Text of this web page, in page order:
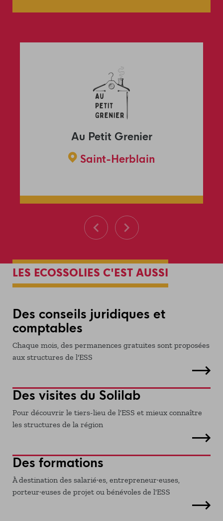
Au Petit Grenier
Saint-Herblain
LES ECOSSOLIES C'EST AUSSI
Des conseils juridiques et
comptables
Chaque mois, des permanences gratuites sont proposées
aux structures de l'ESS
Des visites du Solilab
Pour découvrir le tiers-lieu de l'ESS et mieux connaître
les structures de la région
Des formations
À destination des salarié·es, entrepreneur·euses,
porteur·euses de projet ou bénévoles de l'ESS